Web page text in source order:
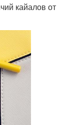
кайалов от